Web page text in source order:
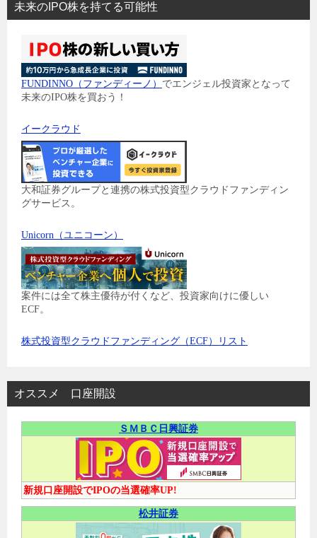
未来のIPO株を持てる可能性
FUNDINNO（ファンディーノ） でエンジェル投資家となって
未来のIPO株を買おう！
イークラウド
大和証券グループと連携の株式投資型クラウドファンディン
グサービス。
Unicorn（ユニコーン）
案件には全て株主優待が付くなど、投資家向けに優しい
ECF。
株式投資型クラウドファンディング（ECF）リスト
オススメ 口座開設
ＳＭＢＣ日興証券
新規口座開設でIPOの当選確率UP!
松井証券